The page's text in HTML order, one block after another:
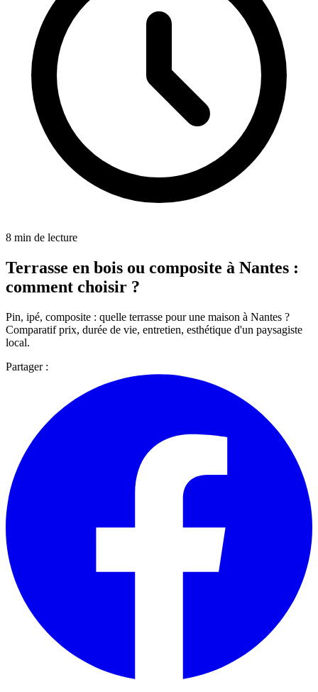
8 min de lecture
Terrasse en bois ou composite à Nantes :
comment choisir ?
Pin, ipé, composite : quelle terrasse pour une maison à Nantes ?
Comparatif prix, durée de vie, entretien, esthétique d'un paysagiste
local.
Partager :